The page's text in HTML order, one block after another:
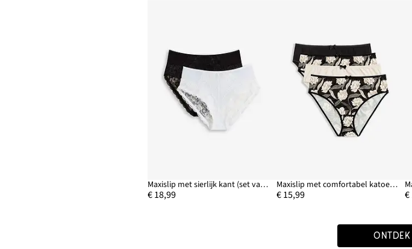
Maxislip met sierlijk kant (set van 2)
€ 18,99
Maxislip met comfortabel katoen (4 stuks)
€ 15,99 €
ONTDEK